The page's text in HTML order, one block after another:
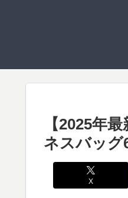
【2025年
ネスバッグ
X